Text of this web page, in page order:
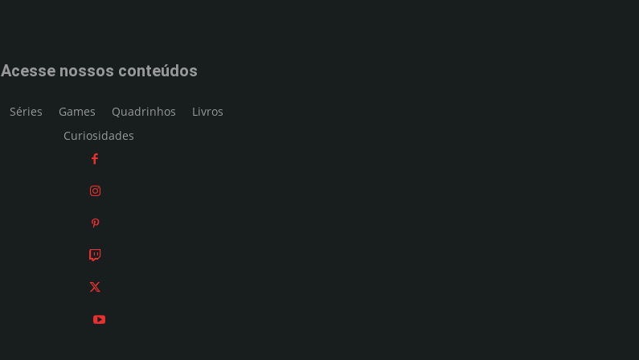
Acesse nossos conteúdos
Séries Games Quadrinhos
Livros
Curiosidades